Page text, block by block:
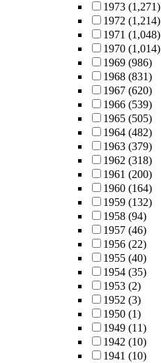
1973 (1,271)
1972 (1,214)
1971 (1,048)
1970 (1,014)
1969 (986)
1968 (831)
1967 (620)
1966 (539)
1965 (505)
1964 (482)
1963 (379)
1962 (318)
1961 (200)
1960 (164)
1959 (132)
1958 (94)
1957 (46)
1956 (22)
1955 (40)
1954 (35)
1953 (2)
1952 (3)
1950 (1)
1949 (11)
1942 (10)
1941 (10)